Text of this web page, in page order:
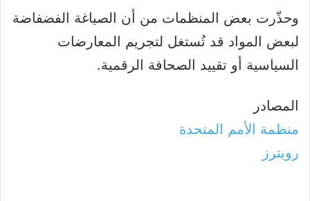
وحذّرت بعض المنظمات من أن الصياغة الفضفاضة
لبعض المواد قد تُستغل لتجريم المعارضات
السياسية أو تقييد الصحافة الرقمية.
المصادر
منظمة الأمم المتحدة
رويترز